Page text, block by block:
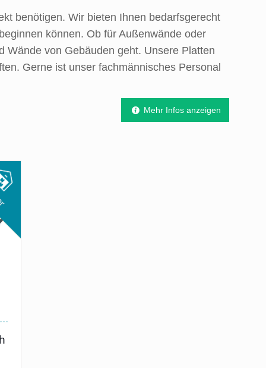
benötigen. Wir bieten Ihnen bedarfsgerecht
können. Ob für Außenwände oder
Wände von Gebäuden geht. Unsere Platten
Gerne ist unser fachmännisches Personal
Mehr Infos anzeigen